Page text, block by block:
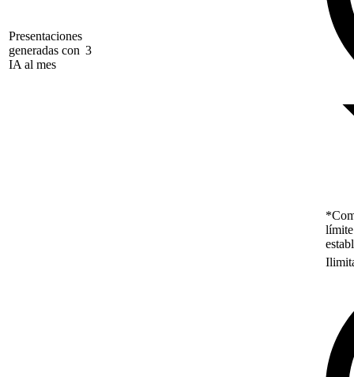
Presentaciones
generadas con
IA al mes
3